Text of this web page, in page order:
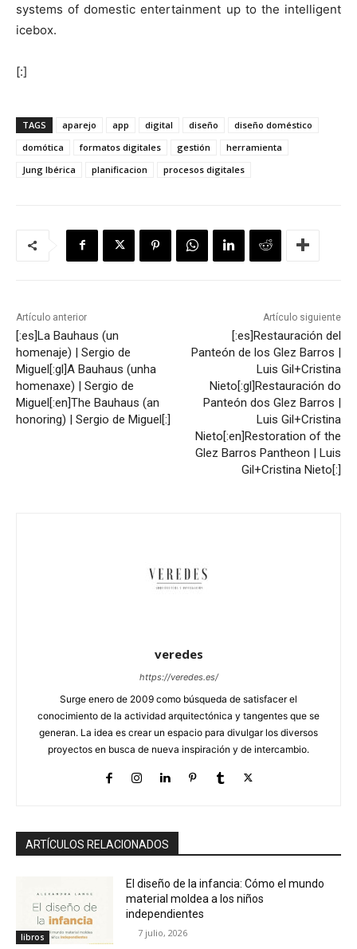
systems of domestic entertainment up to the intelligent
icebox.
[:]
TAGS aparejo app digital diseño
diseño doméstico
domótica
formatos digitales gestión
herramienta
Jung Ibérica
planificacion procesos digitales
Artículo anterior
[:es]La Bauhaus (un
homenaje) | Sergio de
Miguel[:gl]A Bauhaus (unha
homenaxe) | Sergio de
Miguel[:en]The Bauhaus (an
honoring) | Sergio de Miguel[:]
Artículo siguiente
[:es]Restauración del
Panteón de los Glez Barros |
Luis Gil+Cristina
Nieto[:gl]Restauración do
Panteón dos Glez Barros |
Luis Gil+Cristina
Nieto[:en]Restoration of the
Glez Barros Pantheon | Luis
Gil+Cristina Nieto[:]
veredes
https://veredes.es/
Surge enero de 2009 como búsqueda de satisfacer el
conocimiento de la actividad arquitectónica y tangentes que se
generan. La idea es crear un espacio para divulgar los diversos
proyectos en busca de nueva inspiración y de intercambio.
ARTÍCULOS RELACIONADOS
libros
El diseño de la infancia: Cómo el mundo
material moldea a los niños
independientes
7 julio, 2026